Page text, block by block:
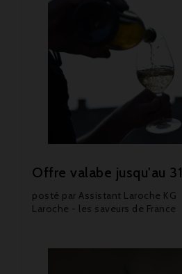
Offre valabe jusqu'au
posté par Assistant Laroche KG
Laroche - les saveurs de France